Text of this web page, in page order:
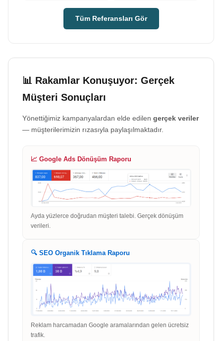
Tüm Referansları Gör
📊 Rakamlar Konuşuyor: Gerçek
Müşteri Sonuçları
Yönettiğimiz kampanyalardan elde edilen gerçek veriler
— müşterilerimizin rızasıyla paylaşılmaktadır.
📈 Google Ads Dönüşüm Raporu
Ayda yüzlerce doğrudan müşteri talebi. Gerçek dönüşüm
verileri.
🔍 SEO Organik Tıklama Raporu
Reklam harcamadan Google aramalarından gelen ücretsiz
trafik.